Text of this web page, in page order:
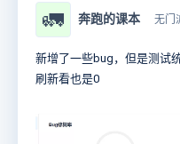
🚛 奔跑的课本 无门
新增了一些bug，但是测试
刷新看也是0